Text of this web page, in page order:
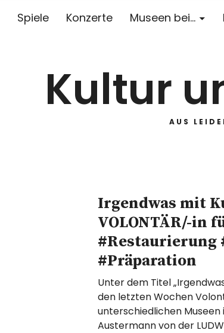
Spiele Konzerte Museen bei…
Kultur
AUS
Irgendwas mit
VOLONTÄR/-in
#Restaurierung
#Präparation
Unter dem Titel
den letzten Wochen
unterschiedlichen Museen
Austermann von der